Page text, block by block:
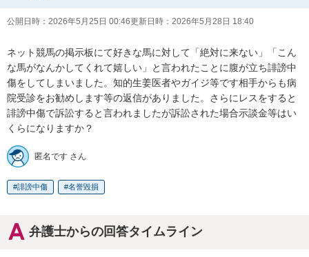
公開日時： 2026年5月25日 00:46更新日時： 2026年5月28日 18:40
ネット競馬の掲示板にて好きな馬に対して「絶対に来ない」「こん
な馬がなんかしてくれて嬉しい」と言われたことに腹が立ち誹謗中
傷をしてしまいました。知的生姜医者やガイジ等です相手からも病
院受診をお勧めします等の返信がありました。さらにレスをすると
誹謗中傷で訴訟すると言われましたが訴訟された場合示談金等はい
くらになりますか？
匿名です さん
誹謗中傷 名誉毀損
弁護士からの回答タイムライン